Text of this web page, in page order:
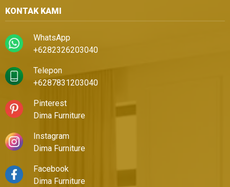
KONTAK KAMI
WhatsApp
+6282326203040
Telepon
+6287831203040
Pinterest
Dima Furniture
Instagram
Dima Furniture
Facebook
Dima Furniture